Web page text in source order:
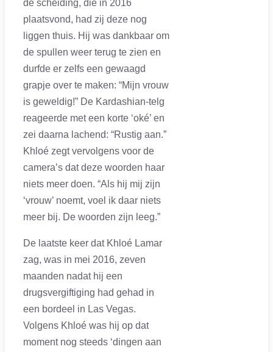
de scheiding, die in 2016
plaatsvond, had zij deze nog
liggen thuis. Hij was dankbaar om
de spullen weer terug te zien en
durfde er zelfs een gewaagd
grapje over te maken: “Mijn vrouw
is geweldig!” De Kardashian-telg
reageerde met een korte ‘oké’ en
zei daarna lachend: “Rustig aan.”
Khloé zegt vervolgens voor de
camera’s dat deze woorden haar
niets meer doen. “Als hij mij zijn
‘vrouw’ noemt, voel ik daar niets
meer bij. De woorden zijn leeg.”
De laatste keer dat Khloé Lamar
zag, was in mei 2016, zeven
maanden nadat hij een
drugsvergiftiging had gehad in
een bordeel in Las Vegas.
Volgens Khloé was hij op dat
moment nog steeds ‘dingen aan